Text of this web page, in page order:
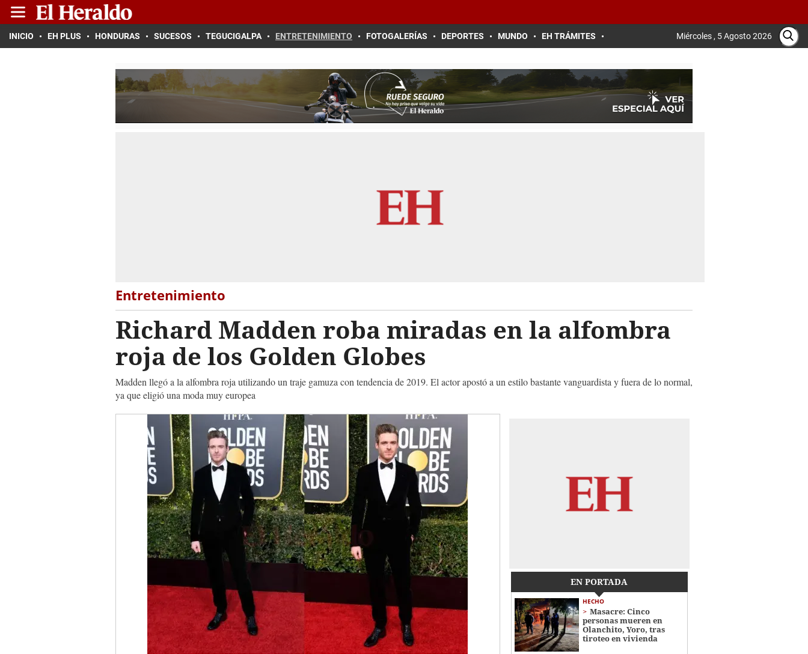
INICIO EH PLUS HONDURAS SUCESOS TEGUCIGALPA ENTRETENIMIENTO FOTOGALERÍAS DEPORTES MUNDO EH TRÁMITES Miércoles , 5 Agosto 2026
Entretenimiento
Richard Madden roba miradas en la alfombra
roja de los Golden Globes
Madden llegó a la alfombra roja utilizando un traje gamuza con tendencia de 2019. El actor apostó a un estilo bastante vanguardista y fuera de lo normal,
ya que eligió una moda muy europea
EN PORTADA
HECHO
Masacre: Cinco
personas mueren en
Olanchito, Yoro, tras
tiroteo en vivienda